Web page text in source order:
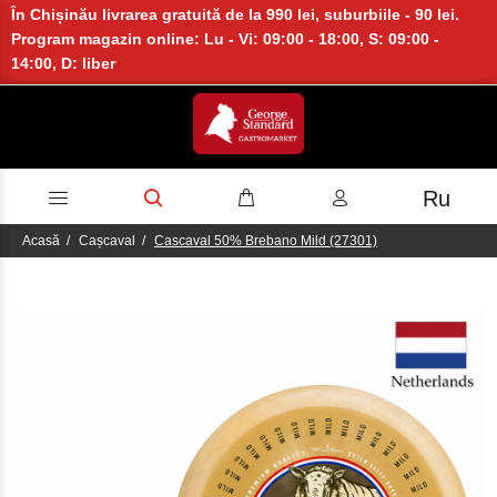
În Chișinău livrarea gratuită de la 990 lei, suburbiile - 90 lei.
Program magazin online: Lu - Vi: 09:00 - 18:00, S: 09:00 -
14:00, D: liber
Ru
Acasă Cașcaval Cascaval 50% Brebano Mild (27301)